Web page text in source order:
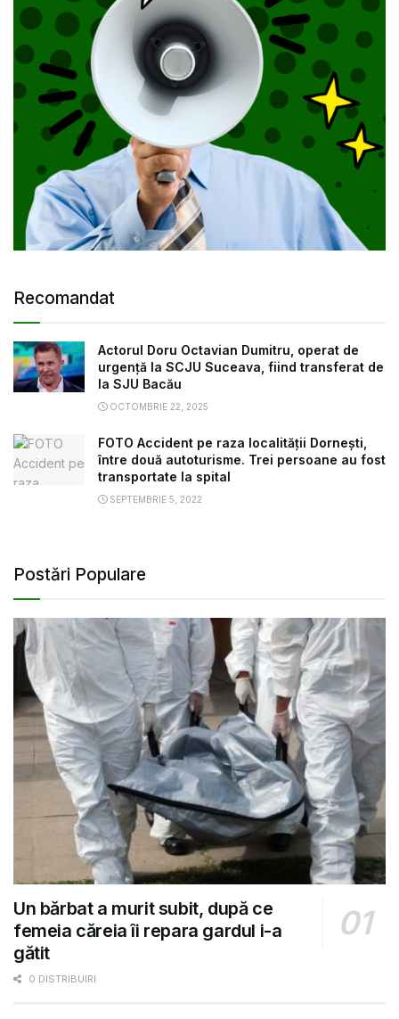
Recomandat
Actorul Doru Octavian Dumitru, operat de
urgență la SCJU Suceava, fiind transferat de
la SJU Bacău
OCTOMBRIE 22, 2025
FOTO Accident pe raza localității Dornești,
între două autoturisme. Trei persoane au fost
transportate la spital
SEPTEMBRIE 5, 2022
Postări Populare
Un bărbat a murit subit, după ce
femeia căreia îi repara gardul i-a
gătit
0 DISTRIBUIRI